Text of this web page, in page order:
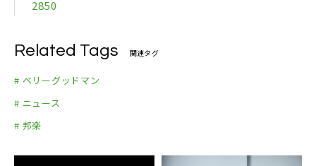
2850
Related Tags 関連タグ
# ベリーグッドマン
# ニュース
# 邦楽